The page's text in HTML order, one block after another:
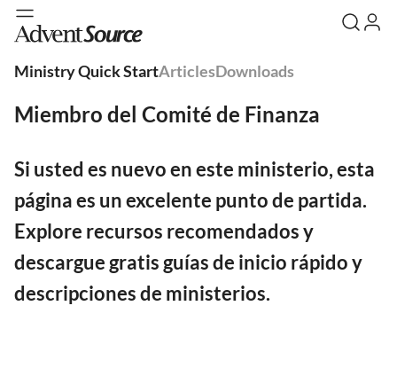
Ministry Quick StartArticlesDownloads
Miembro del Comité de Finanza
Si usted es nuevo en este ministerio, esta
página es un excelente punto de partida.
Explore recursos recomendados y
descargue gratis guías de inicio rápido y
descripciones de ministerios.